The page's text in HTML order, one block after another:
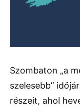
Szombaton „a
szelesebb”
részeit, ahol